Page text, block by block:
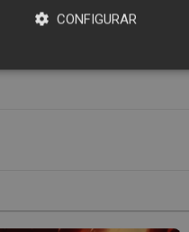
Tárrega volvieron
Mouctar Diakhaby y
CONFIGURAR